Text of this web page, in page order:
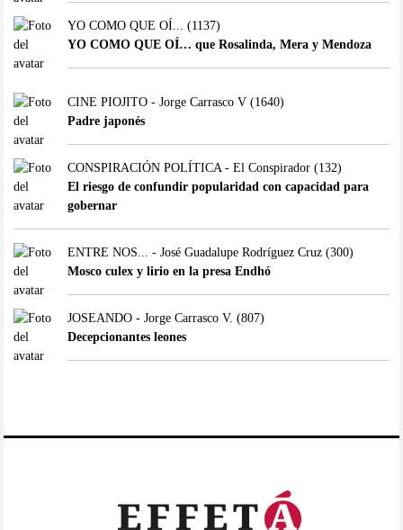
YO COMO QUE OÍ...
(1137)
YO COMO QUE OÍ… que Rosalinda, Mera y Mendoza
CINE PIOJITO - Jorge Carrasco V(1640)
Padre japonés
CONSPIRACIÓN POLÍTICA - El Conspirador(132)
El riesgo de confundir popularidad con capacidad para
gobernar
ENTRE NOS... - José Guadalupe Rodríguez Cruz(300)
Mosco culex y lirio en la presa Endhó
JOSEANDO - Jorge Carrasco V. (807)
Decepcionantes leones